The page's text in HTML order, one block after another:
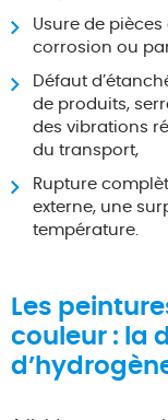
Usure de
corrosion ou
Défaut
de produits,
des vibrations
du transport,
Rupture
externe, une
température.
Les
couleur : la